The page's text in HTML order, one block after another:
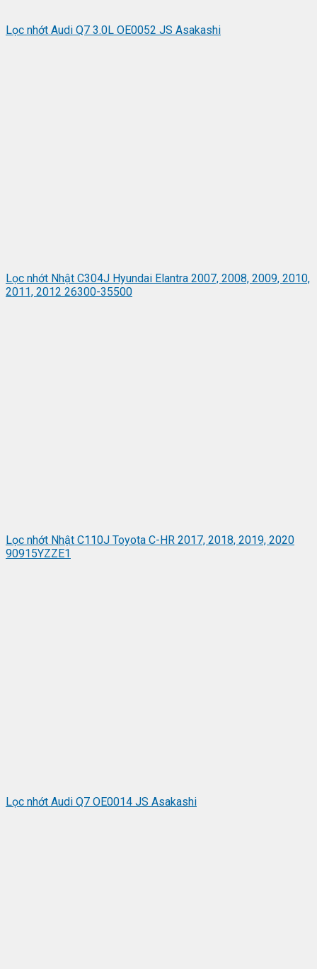
Lọc nhớt Audi Q7 3.0L OE0052 JS Asakashi
Lọc nhớt Nhật C304J Hyundai Elantra 2007, 2008, 2009, 2010,
2011, 2012 26300-35500
Lọc nhớt Nhật C110J Toyota C-HR 2017, 2018, 2019, 2020
90915YZZE1
Lọc nhớt Audi Q7 OE0014 JS Asakashi